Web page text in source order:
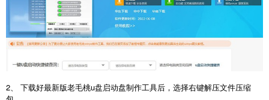
2、 下载好最新版老毛桃u盘启动盘制作工具后，选择右键解压文件压缩